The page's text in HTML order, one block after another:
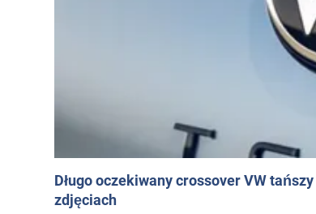
Długo oczekiwany crossover VW
zdjęciach